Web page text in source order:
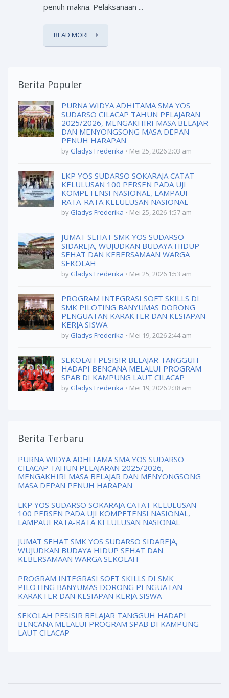
penuh makna. Pelaksanaan ...
READ MORE
Berita Populer
PURNA WIDYA ADHITAMA SMA YOS
SUDARSO CILACAP TAHUN PELAJARAN
2025/2026, MENGAKHIRI MASA BELAJAR
DAN MENYONGSONG MASA DEPAN
PENUH HARAPAN
by Gladys Frederika Mei 25, 2026 2:03 am
LKP YOS SUDARSO SOKARAJA CATAT
KELULUSAN 100 PERSEN PADA UJI
KOMPETENSI NASIONAL, LAMPAUI
RATA-RATA KELULUSAN NASIONAL
by Gladys Frederika Mei 25, 2026 1:57 am
JUMAT SEHAT SMK YOS SUDARSO
SIDAREJA, WUJUDKAN BUDAYA HIDUP
SEHAT DAN KEBERSAMAAN WARGA
SEKOLAH
by Gladys Frederika Mei 25, 2026 1:53 am
PROGRAM INTEGRASI SOFT SKILLS DI
SMK PILOTING BANYUMAS DORONG
PENGUATAN KARAKTER DAN KESIAPAN
KERJA SISWA
by Gladys Frederika Mei 19, 2026 2:44 am
SEKOLAH PESISIR BELAJAR TANGGUH
HADAPI BENCANA MELALUI PROGRAM
SPAB DI KAMPUNG LAUT CILACAP
by Gladys Frederika Mei 19, 2026 2:38 am
Berita Terbaru
PURNA WIDYA ADHITAMA SMA YOS SUDARSO
CILACAP TAHUN PELAJARAN 2025/2026,
MENGAKHIRI MASA BELAJAR DAN MENYONGSONG
MASA DEPAN PENUH HARAPAN
LKP YOS SUDARSO SOKARAJA CATAT KELULUSAN
100 PERSEN PADA UJI KOMPETENSI NASIONAL,
LAMPAUI RATA-RATA KELULUSAN NASIONAL
JUMAT SEHAT SMK YOS SUDARSO SIDAREJA,
WUJUDKAN BUDAYA HIDUP SEHAT DAN
KEBERSAMAAN WARGA SEKOLAH
PROGRAM INTEGRASI SOFT SKILLS DI SMK
PILOTING BANYUMAS DORONG PENGUATAN
KARAKTER DAN KESIAPAN KERJA SISWA
SEKOLAH PESISIR BELAJAR TANGGUH HADAPI
BENCANA MELALUI PROGRAM SPAB DI KAMPUNG
LAUT CILACAP